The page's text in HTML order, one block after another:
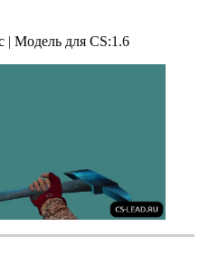
| Модель для CS:1.6